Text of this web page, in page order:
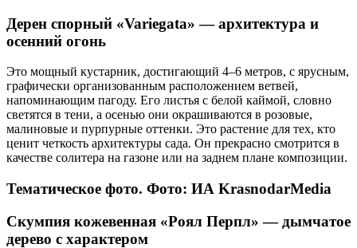
Дерен спорный «Variegata» — архитектура и
осенний огонь
Это мощный кустарник, достигающий 4–6 метров, с ярусным,
графически организованным расположением ветвей,
напоминающим пагоду. Его листья с белой каймой, словно
светятся в тени, а осенью они окрашиваются в розовые,
малиновые и пурпурные оттенки. Это растение для тех, кто
ценит четкость архитектуры сада. Он прекрасно смотрится в
качестве солитера на газоне или на заднем плане композиции.
Тематическое фото. Фото: ИА KrasnodarMedia
Скумпия кожевенная «Роял Перпл» — дымчатое
дерево с характером